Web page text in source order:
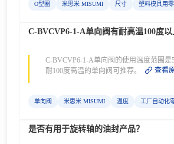
O型圈 米思米 MISUMI 尺寸 塑料模具用
C-BVCVP6-1-A单向阀有耐高温100度以
C-BVCVP6-1-A单向阀的使用温度范围
耐100度高温的单向阀可推荐。
查看
单向阀 米思米 MISUMI 温度 工厂自动化
是否有用于旋转轴的油封产品？